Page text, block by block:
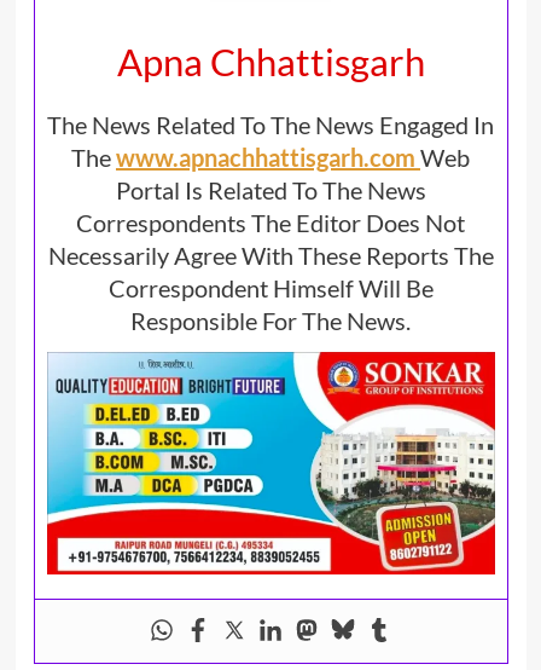
Apna Chhattisgarh
The News Related To The News Engaged In
Thewww.apnachhattisgarh.com Web
Portal Is Related To The News
Correspondents The Editor Does Not
Necessarily Agree With These Reports The
Correspondent Himself Will Be
Responsible For The News.